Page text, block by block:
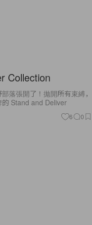
Collection
落張開了！拋開所有束縛，
Stand and Deliver
6 0